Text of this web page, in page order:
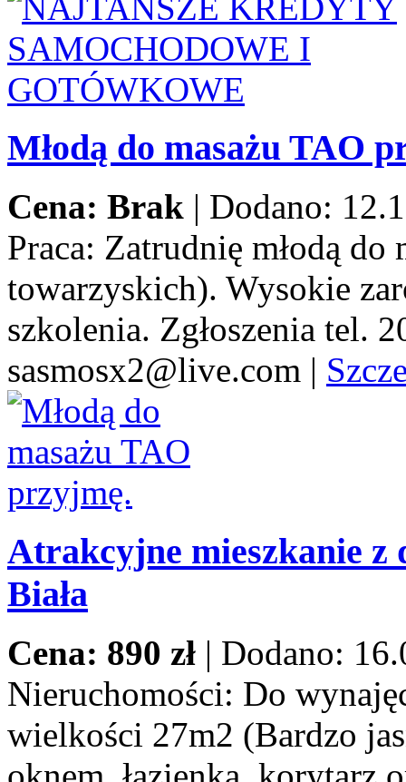
Młodą do masażu TAO
Cena: Brak | Dodano:
Praca: Zatrudnię młodą do
towarzyskich). Wysokie
szkolenia. Zgłoszenia tel.
sasmosx2@live.com |
Atrakcyjne mieszkanie z
Biała
Cena: 890 zł | Dodano:
Nieruchomości: Do
wielkości 27m2 (Bardzo